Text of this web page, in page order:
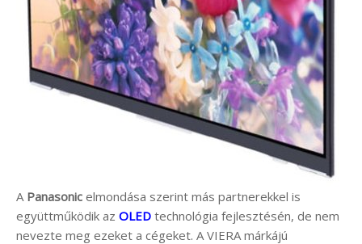
A Panasonic elmondása szerint más partnerekkel is
együttműködik az OLED technológia fejlesztésén, de nem
nevezte meg ezeket a cégeket. A VIERA márkájú